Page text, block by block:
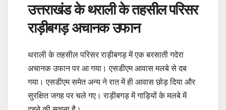
उत्तराखंड के थराली के तहसील परिसर
राड़ीबगड़ अचानक उफान
थराली के तहसील परिसर राड़ीबगड़ में एक बरसाती गदेरा
अचानक उफान पर आ गया। एसडीएम आवास मलबे से दब
गया। एसडीएम समेत अन्य ने रात में ही आवास छोड़ दिया और
सुरक्षित जगह पर चले गए। राड़ीबगड़ में गाड़ियों के मलबे में